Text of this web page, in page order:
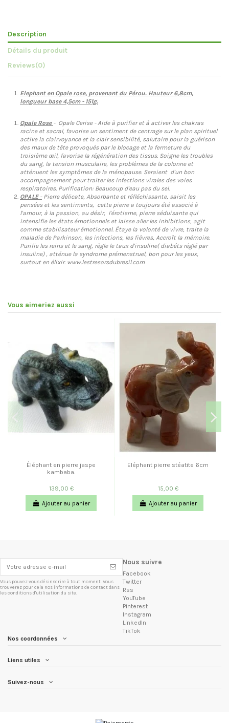
Description
Détails du produit
Reviews(0)
Elephant en Opale rose, provenant du Pérou. Hauteur 6,8cm,
longueur base 4,5cm - 151g.
Opale Rose - Opale Cerise - Aide à purifier et à activer les chakras
racine et sacral, favorise un sentiment de centrage sur le plan spirituel
active la clairvoyance et la clair sensibilité, salutaire pour la guérison
des maux de tête provoqués par le blocage et la fermeture du
troisième œil, favorise la régénération des tissus. Soigne les troubles
du sang, la tension musculaire, les problèmes de la colonne et
atténuent les symptômes de la ménopause. Seraient d'un bon
accompagnement pour traiter les infections virales des voies
respiratoires. Purification: Beaucoup d'eau pas du sel.
OPALE -Pierre délicate, Absorbante et réfléchissante, saisit les
pensées et les sentiments, cette pierre a toujours été associé à
l'amour, à la passion, au désir, l'érotisme, pierre séduisante qui
intensifie les états émotionnels et laisse aller les inhibitions, agit
comme stabilisateur émotionnel. Étaye la volonté de vivre, traite la
maladie de Parkinson, les infections, les fièvres, Accroît la mémoire.
Purifie les reins et le sang, règle le taux d'insuline( diabéts réglé par
insuline) , atténue la syndrome prémenstruel, bon pour les yeux,
surtout en élixir. www.lestresorsdubresil.com
Vous aimeriez aussi
Éléphant en pierre jaspe
kambaba.
139,00 €
Ajouter au panier
Eléphant pierre stéatite 6cm
15,00 €
Ajouter au panier
Vous pouvez vous désinscrire à tout moment. Vous
trouverez pour cela nos informations de contact dans
les conditions d'utilisation du site.
Nous suivre
Facebook
Twitter
Rss
YouTube
Pinterest
Instagram
LinkedIn
TikTok
Nos coordonnées
Liens utiles
Suivez-nous